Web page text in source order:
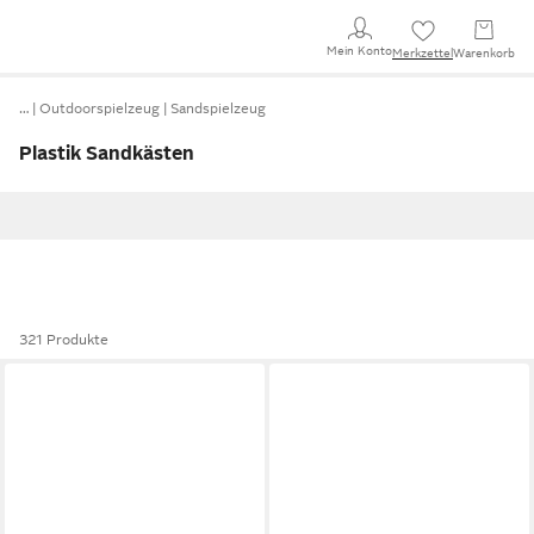
Mein KontoMerkzettel Warenkorb
… Outdoorspielzeug Sandspielzeug
Plastik Sandkästen
321 Produkte